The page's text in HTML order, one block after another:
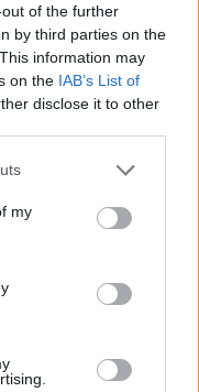
of the further
by third parties on the
information may
on the IAB’s List of
disclose it to other
one or more Google
You may click to
third-party tags to
in below Google
my
történelmi